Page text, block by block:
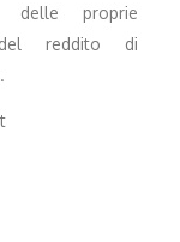
delle proprie
del reddito di